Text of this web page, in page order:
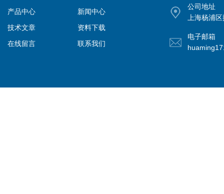
产品中心
新闻中心
技术文章
资料下载
在线留言
联系我们
公司地址
上海杨浦
电子邮箱